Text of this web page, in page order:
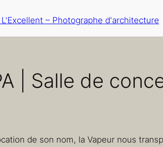
– Photographe d'architecture
| Salle de
de son nom, la Vapeur nous